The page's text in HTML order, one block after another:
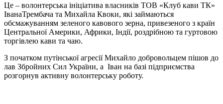
Це – волонтерська ініціатива власників ТОВ «Клуб кави ТК»
ІванаТрембача та Михайла Квоки, які займаються
обсмажуванням зеленого кавового зерна, привезеного з країн
Центральної Америки, Африки, Індії, роздрібною та гуртовою
торгівлею кави та чаю.
З початком путінської агресії Михайло добровольцем пішов до
лав Збройних Сил України, а Іван на базі підприємства
розгорнув активну волонтерську роботу.